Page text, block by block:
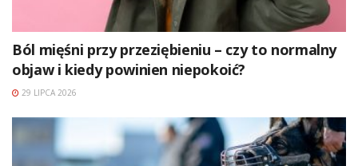
Ból mięśni przy przeziębieniu – czy to normalny
objaw i kiedy powinien niepokoić?
29 LIPCA 2026